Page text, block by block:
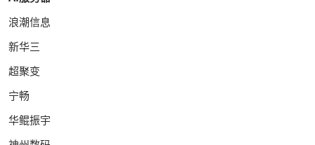
浪潮信息
新华三
超聚变
宁畅
华鲲振宇